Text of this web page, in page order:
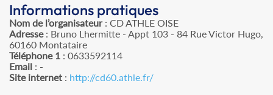
Informations pratiques
Nom de l’organisateur: CD ATHLE OISE
Adresse: Bruno Lhermitte - Appt 103 - 84 Rue Victor Hugo,
60160 Montataire
Téléphone 1 : 0633592114
Email : -
Site internet : http://cd60.athle.fr/